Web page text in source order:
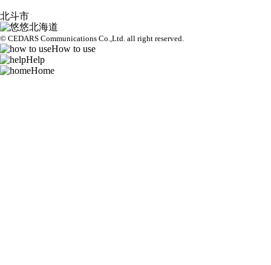
北斗市
© CEDARS Communications Co.,Ltd. all right reserved.
How to use
Help
Home